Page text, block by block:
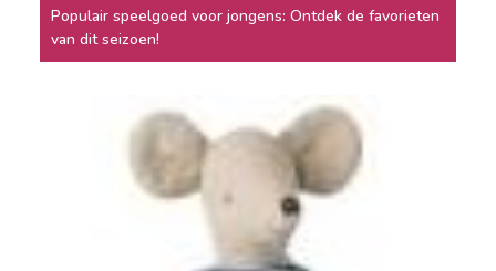
Populair speelgoed voor jongens: Ontdek de favorieten
van dit seizoen!